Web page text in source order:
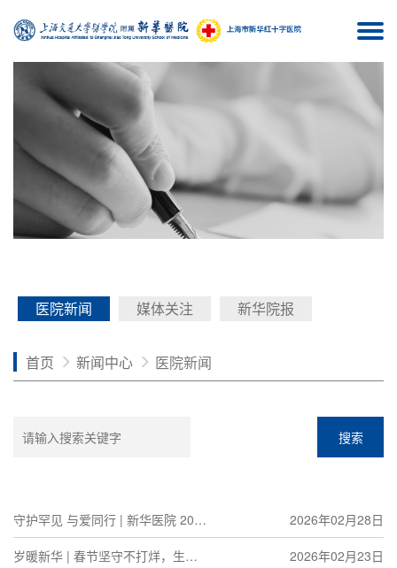
医院新闻 媒体关注 新华院报
首页 新闻中心 医院新闻
搜索
守护罕见 与爱同行 | 新华医院 2026
罕见病日线下活动温情开展
2026年02月28日
岁暖新华 | 春节坚守不打烊，生命
2026年02月23日